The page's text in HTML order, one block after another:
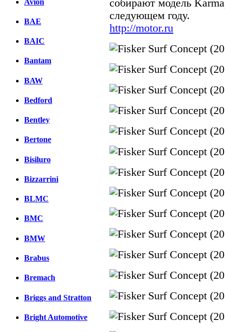
BAE
BAIC
Bantam
BAW
Bedford
Bentley
Bertone
Bisiluro
Bizzarrini
BLMC
BMC
BMW
Brabus
Bremach
Briggs and Stratton
Bright Automotive
собирают модель
следующем году.
http://motor.ru